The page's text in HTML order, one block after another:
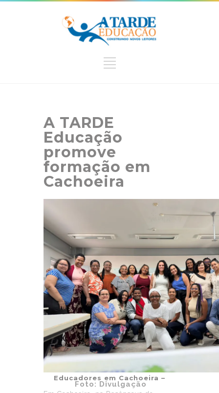
A TARDE
Educação
promove
formação em
Cachoeira
Educadores em Cachoeira –
Foto: Divulgação